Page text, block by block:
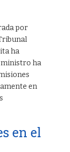
por
ha
ministro ha
en
en el